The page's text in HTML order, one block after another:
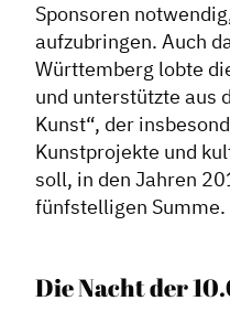
Sponsoren
aufzubringen. Auch
Württemberg lobte
und unterstützte aus
Kunst“, der
Kunstprojekte und
soll, in den Jahren
fünfstelligen Summe.
Die Nacht der